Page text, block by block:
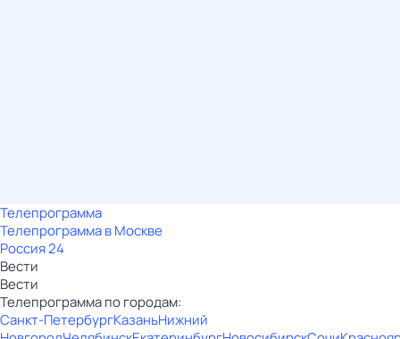
Телепрограмма
Телепрограмма в Москве
Россия 24
Вести
Вести
Телепрограмма по городам:
Санкт-ПетербургКазаньНижний